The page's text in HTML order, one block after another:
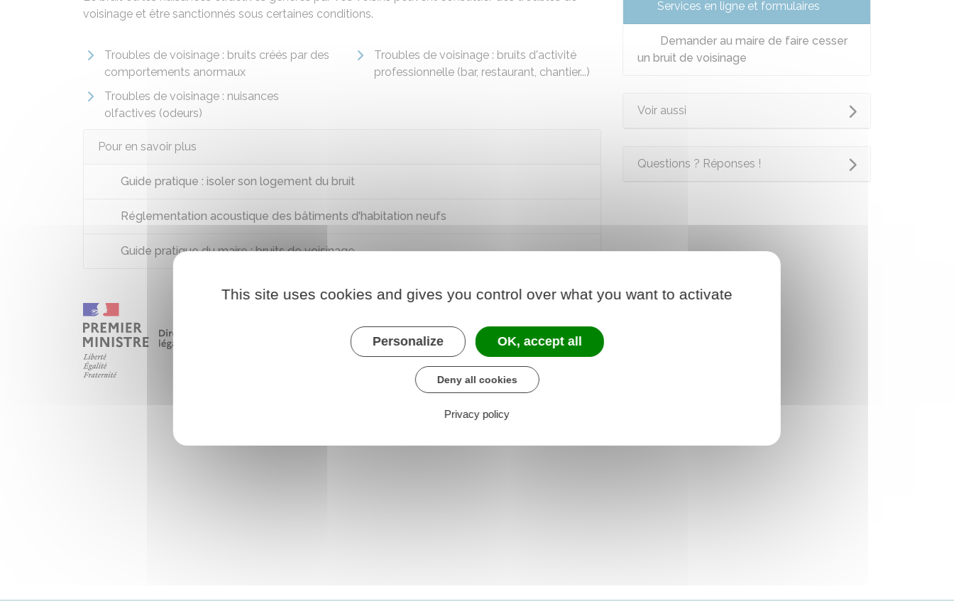
voisinage et être sanctionnés sous certaines conditions.
Troubles de voisinage : bruits créés par des
comportements anormaux
Troubles de voisinage : bruits d'activité
professionnelle (bar, restaurant, chantier...)
Troubles de voisinage : nuisances
olfactives (odeurs)
Pour en savoir plus
Guide pratique : isoler son logement du bruit
Réglementation acoustique des bâtiments d'habitation neufs
Guide pratique du maire : bruits de voisinage
Services en ligne et formulaires
Demander au maire de faire cesser
un bruit de voisinage
Voir aussi
Questions ? Réponses !
This site uses cookies and gives you control over what you want to activate
Personalize OK, accept all
Deny all cookies
Privacy policy